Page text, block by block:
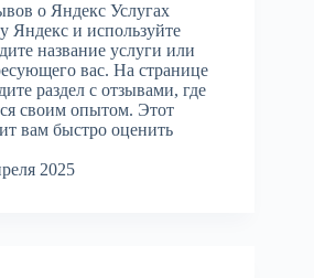
о Яндекс Услугах
Яндекс и используйте
название услуги или
вас. На странице
раздел с отзывами, где
своим опытом. Этот
вам быстро оценить
2025